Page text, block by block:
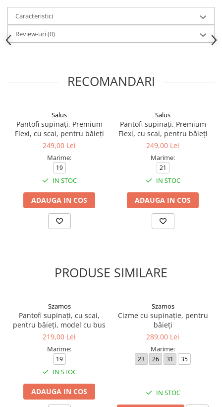
Caracteristici
Review-uri(0)
RECOMANDARI
Salus
Pantofi supinați, Premium
Flexi, cu scai, pentru băieți
249,00 Lei
Marime:
19
IN STOC
ADAUGA IN COS
Salus
Pantofi supinați, Premium
Flexi, cu scai, pentru băieți
249,00 Lei
Marime:
21
IN STOC
ADAUGA IN COS
PRODUSE SIMILARE
Szamos
Pantofi supinați, cu scai,
pentru băieți, model cu bus
219,00 Lei
Marime:
19
IN STOC
ADAUGA IN COS
Szamos
Cizme cu supinație, pentru
băieți
289,00 Lei
Marime:
23 26 31 35
IN STOC